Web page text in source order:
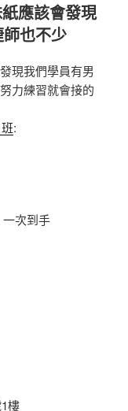
應該會發現
也不少
現我們學員有男
力練習就會接的
:
次到手
樓